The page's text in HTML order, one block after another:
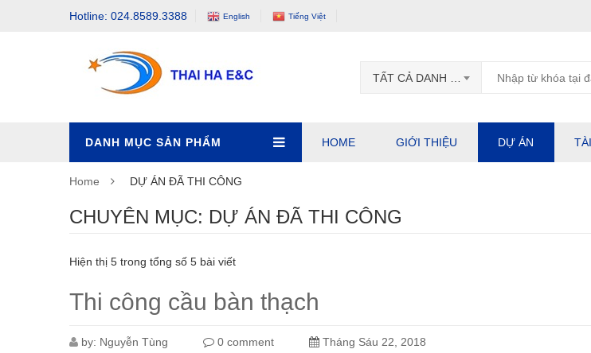
Hotline: 024.8589.3388 English Tiếng Việt
DANH MỤC SẢN PHẨM HOME GIỚI THIỆU DỰ ÁN
Home DỰ ÁN ĐÃ THI CÔNG
CHUYÊN MỤC: DỰ ÁN ĐÃ THI CÔNG
Hiện thị 5 trong tổng số 5 bài viết
Thi công cầu bàn thạch
by: Nguyễn Tùng 0 comment Tháng Sáu 22, 2018